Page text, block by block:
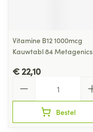
Vitamine B12 1000mcg
Kauwtabl 84 Metagenics
€ 22,10
Bestel